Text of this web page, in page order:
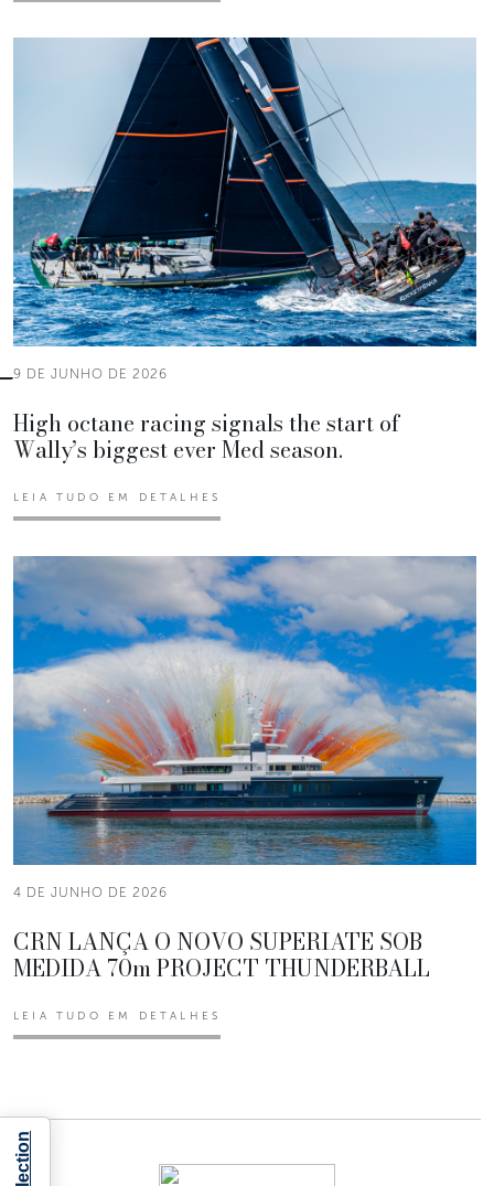
9 DE JUNHO DE 2026
High octane racing signals the start of
Wally’s biggest ever Med season.
LEIA TUDO EM DETALHES
4 DE JUNHO DE 2026
CRN LANÇA O NOVO SUPERIATE SOB
MEDIDA 70m PROJECT THUNDERBALL
LEIA TUDO EM DETALHES